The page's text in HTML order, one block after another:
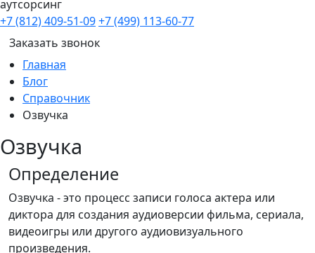
аутсорсинг
+7 (812) 409-51-09+7 (499) 113-60-77
Заказать звонок
Главная
Блог
Справочник
Озвучка
Озвучка
Определение
Озвучка - это процесс записи голоса актера или
диктора для создания аудиоверсии фильма, сериала,
видеоигры или другого аудиовизуального
произведения.